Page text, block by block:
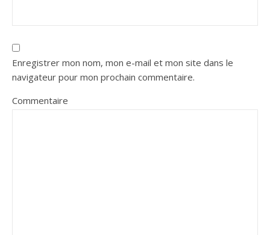
Enregistrer mon nom, mon e-mail et mon site dans le
navigateur pour mon prochain commentaire.
Commentaire